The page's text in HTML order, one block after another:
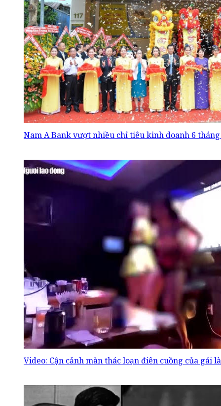
Nam A Bank vượt nhiều chỉ tiêu kinh doanh 6
Video: Cận cảnh màn thác loạn điên cuồng của gái